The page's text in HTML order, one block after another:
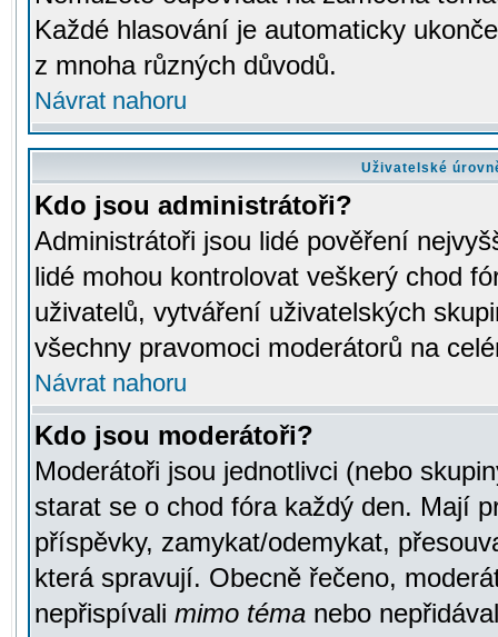
Každé hlasování je automaticky
z mnoha různých důvodů.
Návrat nahoru
Uživatelské
Kdo jsou administrátoři?
Administrátoři jsou lidé pověření
lidé mohou kontrolovat veškerý chod
uživatelů, vytváření uživatelských
všechny pravomoci moderátorů na
Návrat nahoru
Kdo jsou moderátoři?
Moderátoři jsou jednotlivci (nebo
starat se o chod fóra každý den. Mají
příspěvky, zamykat/odemykat,
která spravují. Obecně řečeno,
nepřispívali mimo téma nebo